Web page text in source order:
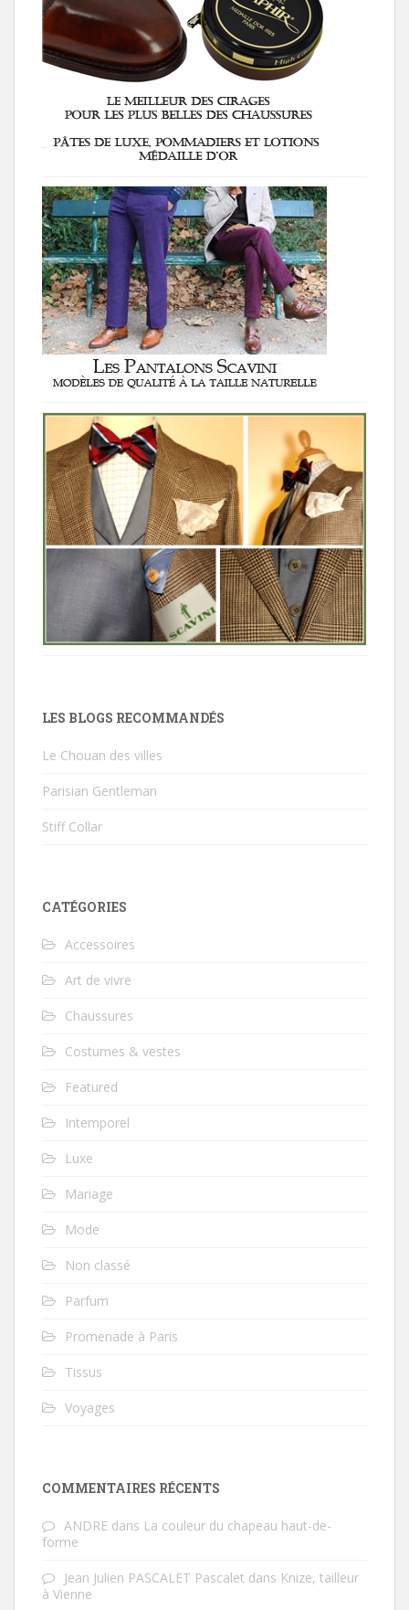
LES BLOGS RECOMMANDÉS
Le Chouan des villes
Parisian Gentleman
Stiff Collar
CATÉGORIES
Accessoires
Art de vivre
Chaussures
Costumes & vestes
Featured
Intemporel
Luxe
Mariage
Mode
Non classé
Parfum
Promenade à Paris
Tissus
Voyages
COMMENTAIRES RÉCENTS
ANDRE dans La couleur du chapeau haut-de-
forme
Jean Julien PASCALET Pascalet dans Knize, tailleur
à Vienne